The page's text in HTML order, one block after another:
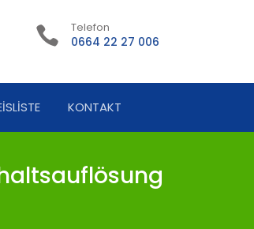
Telefon
0664 22 27 006
KONTAKT